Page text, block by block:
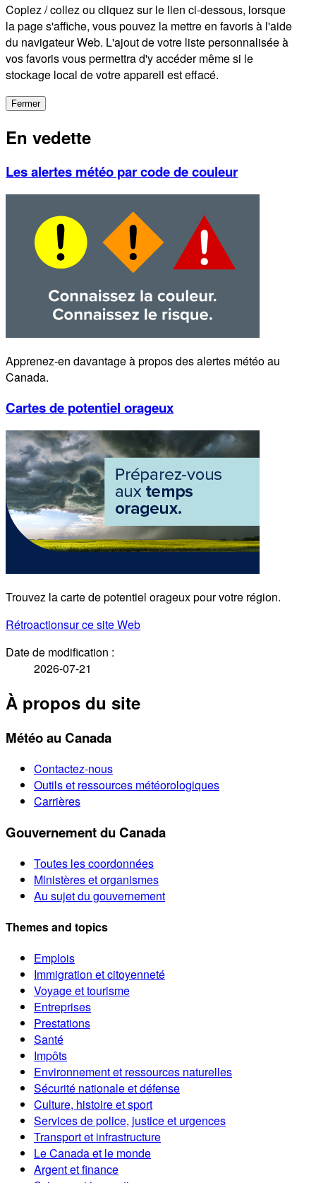
Copiez / collez ou cliquez sur le lien ci-dessous, lorsque
la page s'affiche, vous pouvez la mettre en favoris à l'aide
du navigateur Web. L'ajout de votre liste personnalisée à
vos favoris vous permettra d'y accéder même si le
stockage local de votre appareil est effacé.
Fermer
En vedette
Les alertes météo par code de couleur
Apprenez-en davantage à propos des alertes météo au
Canada.
Cartes de potentiel orageux
Trouvez la carte de potentiel orageux pour votre région.
Rétroactionsur ce site Web
Date de modification :
2026-07-21
À propos du site
Météo au Canada
Contactez-nous
Outils et ressources météorologiques
Carrières
Gouvernement du Canada
Toutes les coordonnées
Ministères et organismes
Au sujet du gouvernement
Themes and topics
Emplois
Immigration et citoyenneté
Voyage et tourisme
Entreprises
Prestations
Santé
Impôts
Environnement et ressources naturelles
Sécurité nationale et défense
Culture, histoire et sport
Services de police, justice et urgences
Transport et infrastructure
Le Canada et le monde
Argent et finance